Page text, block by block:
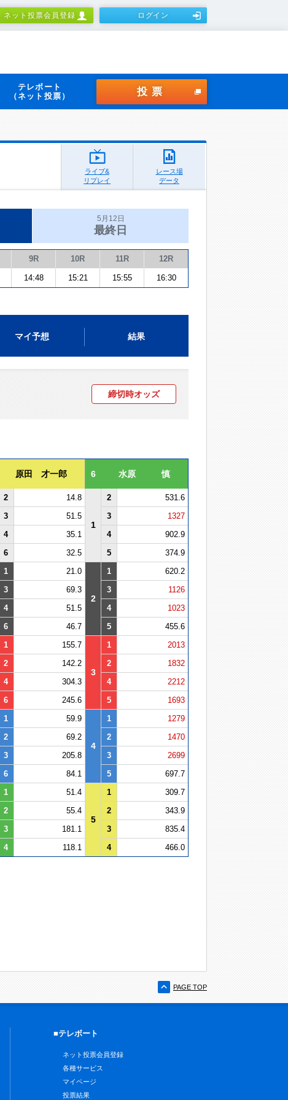
ネット投票会員登録 ログイン
テレボート
（ネット投票）
投票
ライブ&
リプレイ
レース場
データ
5月12日
最終日
9R 10R 11R 12R
14:48 15:21 15:55 16:30
マイ予想 結果
締切時オッズ
原田 才一郎 6 水原 慎
2 14.8
1
2
531.6
3 51.5 3
1327
4 35.1 4
902.9
6 32.5 5 374.9
1 21.0
2
1
620.2
3 69.3 3
1126
4 51.5 4
1023
6 46.7 5 455.6
1 155.7
3
1
2013
2 142.2 2
1832
4 304.3 4
2212
6 245.6 5 1693
1 59.9
4
1
1279
2 69.2 2
1470
3 205.8 3
2699
6 84.1 5 697.7
1 51.4
5
1
309.7
2 55.4 2
343.9
3 181.1 3
835.4
4 118.1 4 466.0
PAGE TOP
■テレボート
ネット投票会員登録
各種サービス
マイページ
投票結果